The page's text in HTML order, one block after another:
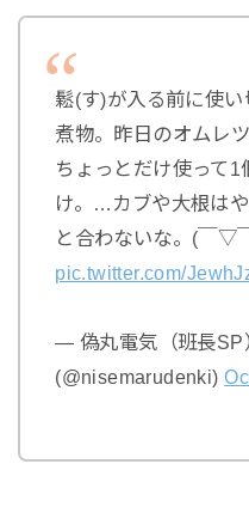
鬆(す)が入る前に使
煮物。昨日のオムレ
ちょっとだけ使って
け。…カブや大根は
と合わないな。(￣▽
pic.twitter.com/
— 偽丸電気（班長
(@nisemarudenki)